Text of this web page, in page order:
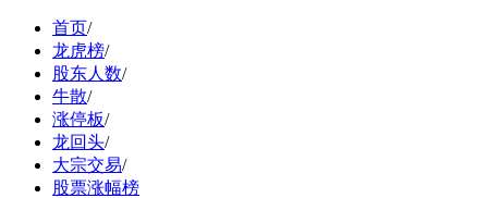
首页/
龙虎榜/
股东人数/
牛散/
涨停板/
龙回头/
大宗交易/
股票涨幅榜